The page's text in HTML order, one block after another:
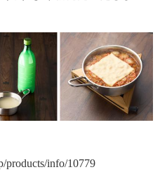
products/info/10779